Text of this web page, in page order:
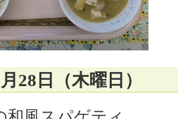
28日（木曜日）